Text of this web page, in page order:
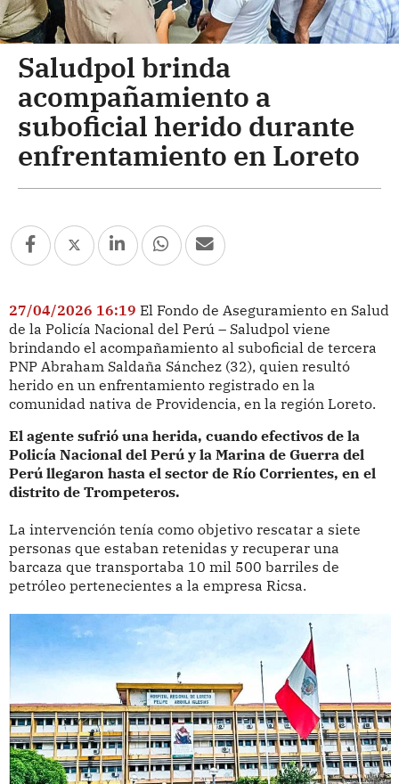
Saludpol brinda
acompañamiento a
suboficial herido durante
enfrentamiento en Loreto
27/04/2026 16:19 El Fondo de Aseguramiento en Salud
de la Policía Nacional del Perú – Saludpol viene
brindando el acompañamiento al suboficial de tercera
PNP Abraham Saldaña Sánchez (32), quien resultó
herido en un enfrentamiento registrado en la
comunidad nativa de Providencia, en la región Loreto.
El agente sufrió una herida, cuando efectivos de la
Policía Nacional del Perú y la Marina de Guerra del
Perú llegaron hasta el sector de Río Corrientes, en el
distrito de Trompeteros.
La intervención tenía como objetivo rescatar a siete
personas que estaban retenidas y recuperar una
barcaza que transportaba 10 mil 500 barriles de
petróleo pertenecientes a la empresa Ricsa.